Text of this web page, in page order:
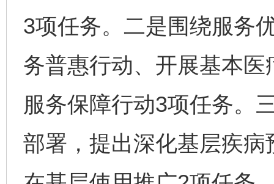
3项任务。二是围绕服务
务普惠行动、开展基本
服务保障行动3项任务。
部署，提出深化基层疾